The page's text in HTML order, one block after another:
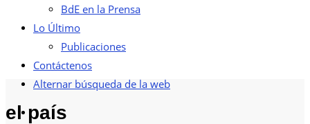
BdE en la Prensa
Lo Último
Publicaciones
Contáctenos
Alternar búsqueda de la web
el país